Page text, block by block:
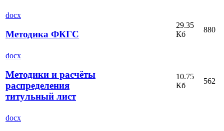
docx
Методика ФКГС
29.35
Кб
880
docx
Методики и расчёты
распределения
титульный лист
10.75
Кб
562
docx